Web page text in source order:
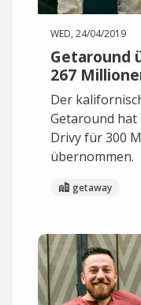
WED, 24/04/2019
Getaround
267
Der
Getaround hat
Drivy für 300
übernommen.
getaway